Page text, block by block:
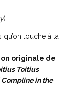
)
touche à la
originale de
Toitius
in the